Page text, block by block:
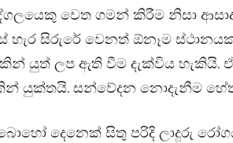
වෙත ගමන් කිරීම නිසා
හැර සිරුරේ වෙනත් ඕනෑම
යුත් ලප ඇති වීම දැක්විය
යුක්තයි. සන්වේදන නොදැනීම
දෙනෙක් සිතු පරිදි ලාදුරු